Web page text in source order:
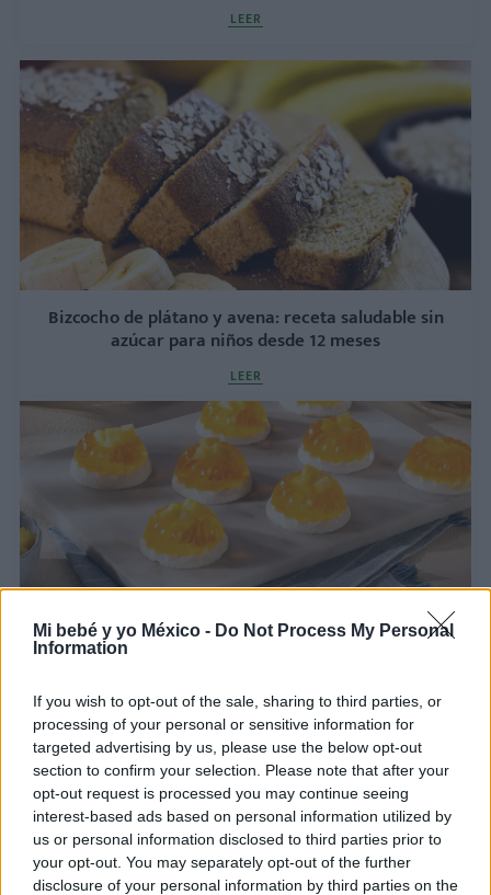
Mi bebé y yo México - Do Not Process My Personal
Information
If you wish to opt-out of the sale, sharing to third parties, or
processing of your personal or sensitive information for
targeted advertising by us, please use the below opt-out
section to confirm your selection. Please note that after your
opt-out request is processed you may continue seeing
interest-based ads based on personal information utilized by
us or personal information disclosed to third parties prior to
your opt-out. You may separately opt-out of the further
disclosure of your personal information by third parties on the
LEER
Bizcocho de plátano y avena: receta saludable sin
azúcar para niños desde 12 meses
LEER
Mini roscas de gelatina sin azúcar
LEER